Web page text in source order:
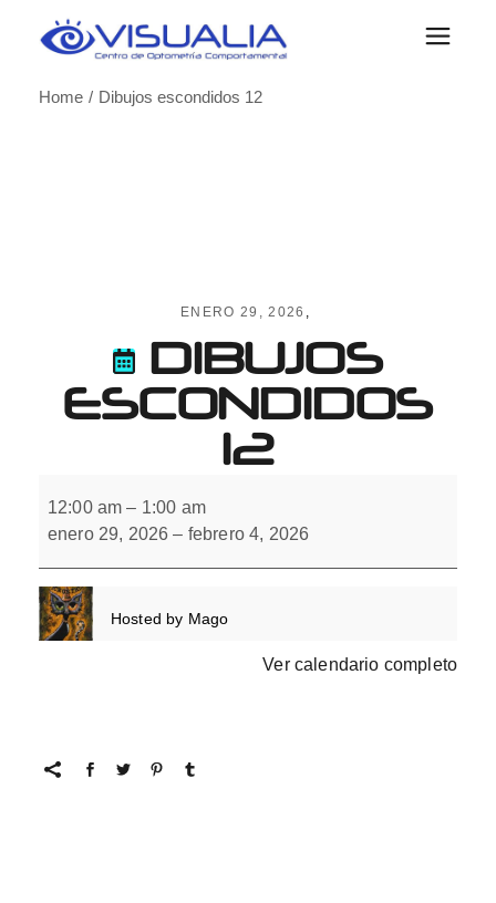
Home
Dibujos escondidos 12
ENERO 29, 2026
DIBUJOS
ESCONDIDOS
12
escondidos
12
12:00 am – 1:00 am
enero 29, 2026 – febrero 4, 2026
Hosted by Mago
Ver calendario completo